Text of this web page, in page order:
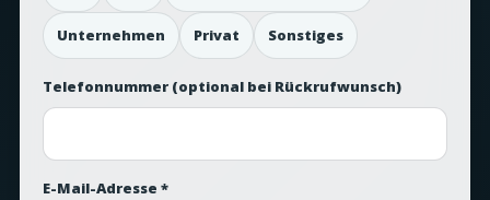
Unternehmen Privat Sonstiges
Telefonnummer (optional bei Rückrufwunsch)
E-Mail-Adresse *